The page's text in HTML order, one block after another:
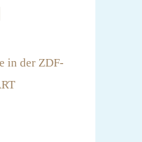
in der ZDF-